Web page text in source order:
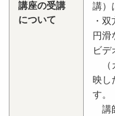
講座の受講
について
講）
・
円滑
ビデ
（
映し
す。
講